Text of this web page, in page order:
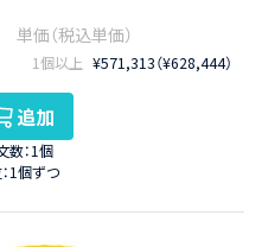
1個以上 ¥571,313（¥628,444）
追加
数：1個
1個ずつ